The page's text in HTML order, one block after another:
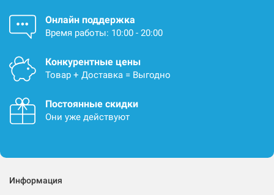
Онлайн поддержка
Время работы: 10:00 - 20:00
Конкурентные цены
Товар + Доставка = Выгодно
Постоянные скидки
Они уже действуют
Информация